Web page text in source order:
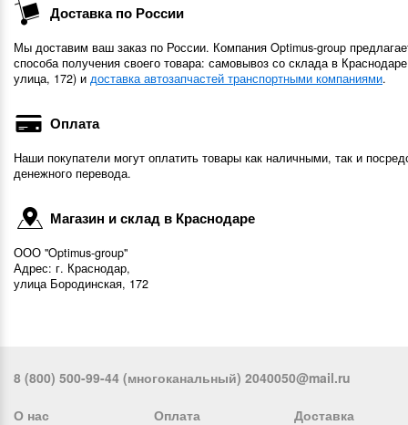
Доставка по России
Мы доставим ваш заказ по России. Компания Optimus-group
способа получения своего товара: самовывоз со склада в
улица, 172) и доставка автозапчастей транспортными компаниями.
Оплата
Наши покупатели могут оплатить товары как наличными, так и
денежного перевода.
Магазин и склад в Краснодаре
ООО "Optimus-group"
Адрес: г. Краснодар,
улица Бородинская, 172
8 (800) 500-99-44 (многоканальный) 2040050@mail.ru
О нас Оплата Доставка